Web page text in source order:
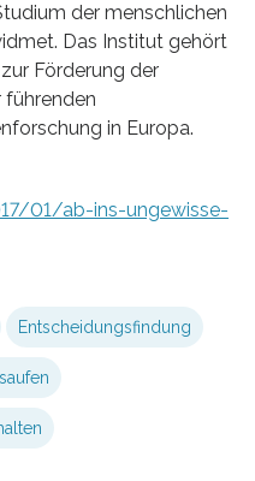
der menschlichen
Das Institut gehört
Förderung der
führenden
in Europa.
01/ab-ins-ungewisse-
Entscheidungsfindung